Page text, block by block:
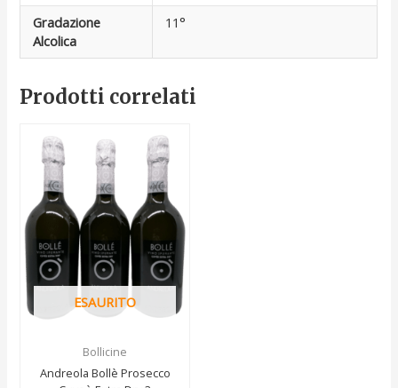
Gradazione
Alcolica
11°
Prodotti correlati
ESAURITO
Bollicine
Andreola Bollè Prosecco